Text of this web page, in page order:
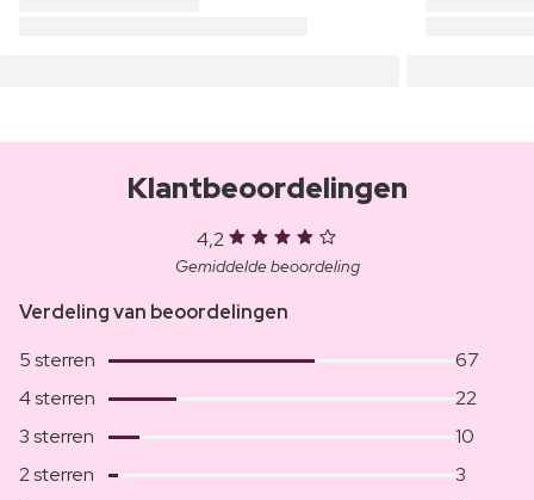
Klantbeoordelingen
4,2
Gemiddelde beoordeling
Verdeling van beoordelingen
5 sterren
67
4 sterren
22
3 sterren
10
2 sterren
3